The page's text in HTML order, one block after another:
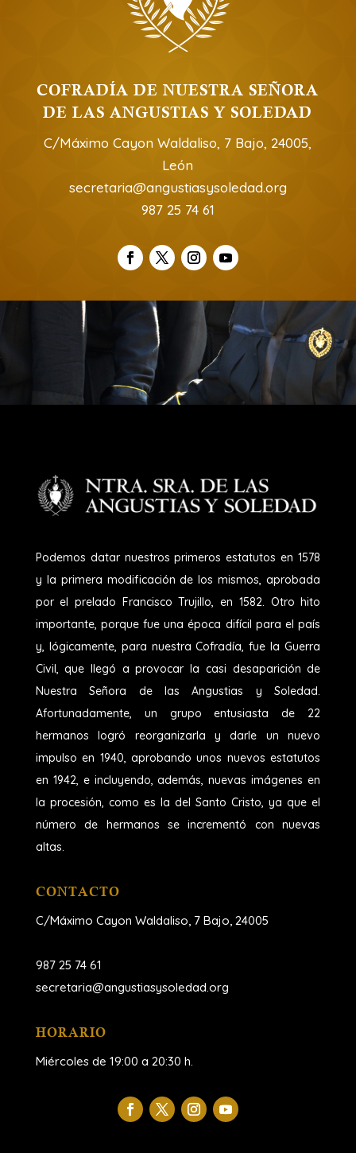
COFRADÍA DE NUESTRA SEÑORA
DE LAS ANGUSTIAS Y SOLEDAD
C/Máximo Cayon Waldaliso, 7 Bajo, 24005,
León
secretaria@angustiasysoledad.org
987 25 74 61
Podemos datar nuestros primeros estatutos en 1578
y la primera modificación de los mismos, aprobada
por el prelado Francisco Trujillo, en 1582. Otro hito
importante, porque fue una época difícil para el país
y, lógicamente, para nuestra Cofradía, fue la Guerra
Civil, que llegó a provocar la casi desaparición de
Nuestra Señora de las Angustias y Soledad.
Afortunadamente, un grupo entusiasta de 22
hermanos logró reorganizarla y darle un nuevo
impulso en 1940, aprobando unos nuevos estatutos
en 1942, e incluyendo, además, nuevas imágenes en
la procesión, como es la del Santo Cristo, ya que el
número de hermanos se incrementó con nuevas
altas.
CONTACTO
C/Máximo Cayon Waldaliso, 7 Bajo, 24005
987 25 74 61
secretaria@angustiasysoledad.org
HORARIO
Miércoles de 19:00 a 20:30 h.